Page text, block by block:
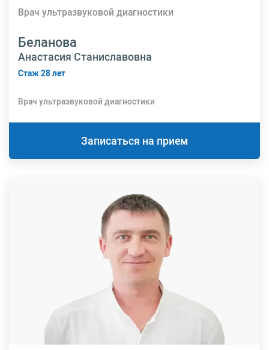
Врач ультразвуковой диагностики
Беланова
Анастасия Станиславовна
Стаж 28 лет
Врач ультразвуковой диагностики
Записаться на прием